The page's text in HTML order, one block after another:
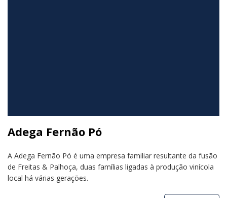
Adega Fernão Pó
A Adega Fernão Pó é uma empresa familiar resultante da fusão
de Freitas & Palhoça, duas famílias ligadas à produção vinícola
local há várias gerações.